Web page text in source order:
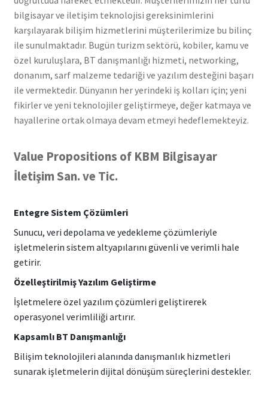
bilgisayar ve iletişim teknolojisi gereksinimlerini
karşılayarak bilişim hizmetlerini müşterilerimize bu bilinç
ile sunulmaktadır. Bugün turizm sektörü, kobiler, kamu ve
özel kuruluşlara, BT danışmanlığı hizmeti, networking,
donanım, sarf malzeme tedariği ve yazılım desteğini başarı
ile vermektedir. Dünyanın her yerindeki iş kolları için; yeni
fikirler ve yeni teknolojiler geliştirmeye, değer katmaya ve
hayallerine ortak olmaya devam etmeyi hedeflemekteyiz.
Value Propositions of KBM Bilgisayar
İletişim San. ve Tic.
Entegre Sistem Çözümleri
Sunucu, veri depolama ve yedekleme çözümleriyle
işletmelerin sistem altyapılarını güvenli ve verimli hale
getirir.
Özelleştirilmiş Yazılım Geliştirme
İşletmelere özel yazılım çözümleri geliştirerek
operasyonel verimliliği artırır.
Kapsamlı BT Danışmanlığı
Bilişim teknolojileri alanında danışmanlık hizmetleri
sunarak işletmelerin dijital dönüşüm süreçlerini destekler.